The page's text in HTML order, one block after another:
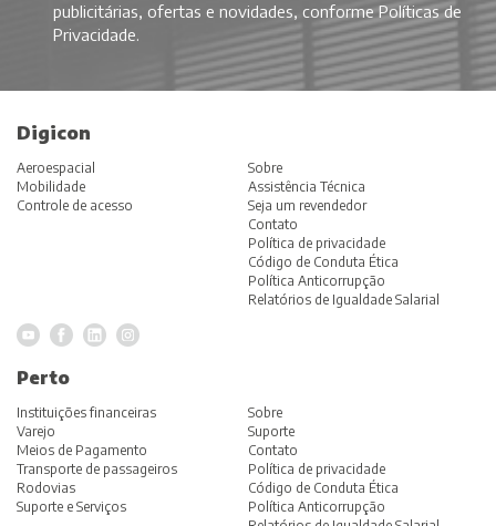
publicitárias, ofertas e novidades, conformePolíticas de
Privacidade.
Digicon
Aeroespacial
Mobilidade
Controle de acesso
Sobre
Assistência Técnica
Seja um revendedor
Contato
Política de privacidade
Código de Conduta Ética
Política Anticorrupção
Relatórios de Igualdade Salarial
Perto
Instituições financeiras
Varejo
Meios de Pagamento
Transporte de passageiros
Rodovias
Suporte e Serviços
Sobre
Suporte
Contato
Política de privacidade
Código de Conduta Ética
Política Anticorrupção